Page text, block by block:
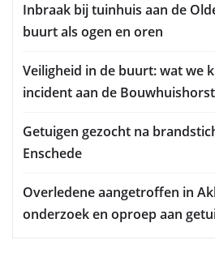
Inbraak bij tuinhuis aan de
buurt als ogen en oren
Veiligheid in de buurt: wat we
incident aan de
Getuigen gezocht na
Enschede
Overledene aangetroffen in
onderzoek en oproep aan